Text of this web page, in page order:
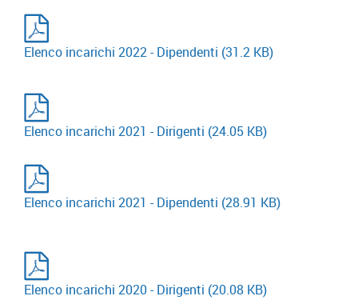
Elenco incarichi 2022 - Dipendenti (31.2 KB)
Elenco incarichi 2021 - Dirigenti (24.05 KB)
Elenco incarichi 2021 - Dipendenti (28.91 KB)
Elenco incarichi 2020 - Dirigenti (20.08 KB)